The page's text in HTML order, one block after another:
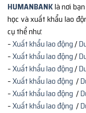
HUMANBANKlà nơi
học và xuất khẩu lao
cụ thể như:
–Xuất khẩu lao động/
–Xuất khẩu lao động/
–Xuất khẩu lao động/
–Xuất khẩu lao động /
–Xuất khẩu lao động /
–Xuất khẩu lao động /